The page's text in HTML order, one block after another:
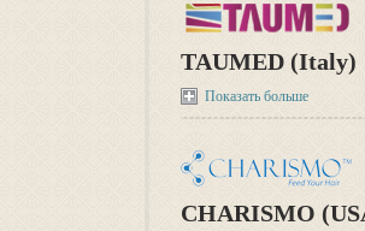
TAUMED (Italy)
Показать больше
CHARISMO